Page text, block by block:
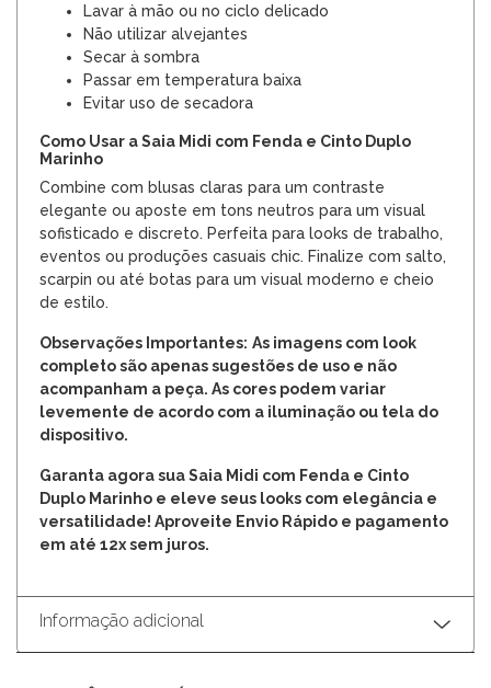
Lavar à mão ou no ciclo delicado
Não utilizar alvejantes
Secar à sombra
Passar em temperatura baixa
Evitar uso de secadora
Como Usar a Saia Midi com Fenda e Cinto Duplo
Marinho
Combine com blusas claras para um contraste
elegante ou aposte em tons neutros para um visual
sofisticado e discreto. Perfeita para looks de trabalho,
eventos ou produções casuais chic. Finalize com salto,
scarpin ou até botas para um visual moderno e cheio
de estilo.
Observações Importantes: As imagens com look
completo são apenas sugestões de uso e não
acompanham a peça. As cores podem variar
levemente de acordo com a iluminação ou tela do
dispositivo.
Garanta agora sua Saia Midi com Fenda e Cinto
Duplo Marinho e eleve seus looks com elegância e
versatilidade! Aproveite Envio Rápido e pagamento
em até 12x sem juros.
Informação adicional